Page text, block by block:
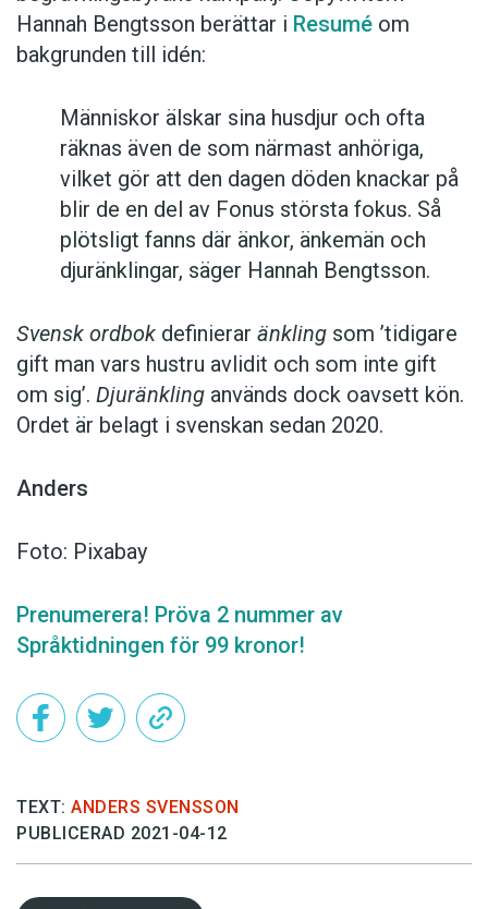
Hannah Bengtsson berättar i Resumé om
bakgrunden till idén:
Människor älskar sina husdjur och ofta
räknas även de som närmast anhöriga,
vilket gör att den dagen döden knackar på
blir de en del av Fonus största fokus. Så
plötsligt fanns där änkor, änkemän och
djuränklingar, säger Hannah Bengtsson.
Svensk ordbok definierar änkling som ’tidigare
gift man vars hustru av­lidit och som inte gift
om sig’. Djuränkling används dock oavsett kön.
Ordet är belagt i svenskan sedan 2020.
Anders
Foto: Pixabay
Prenumerera! Pröva 2 nummer av
Språktidningen för 99 kronor!
TEXT: ANDERS SVENSSON
PUBLICERAD 2021-04-12